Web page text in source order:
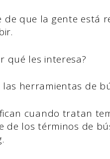
de que la gente está
qué les interesa?
herramientas de
cuando tratan
de los términos de